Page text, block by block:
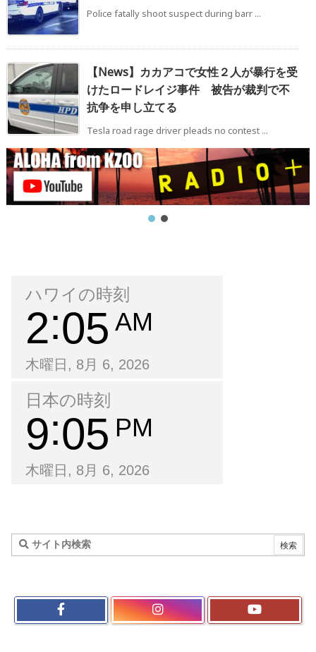
Police fatally shoot suspect during barr ...
【News】カカアコで女性２人が暴行を受
けたロードレイジ事件 被告が裁判で不
抗争を申し立てる
Tesla road rage driver pleads no contest ...
ハワイの時刻
2 05 AM
木曜日, 8月 6, 2026
日本の時刻
9 05 PM
木曜日, 8月 6, 2026